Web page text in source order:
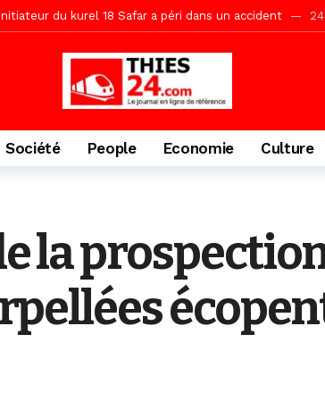
eau, au coeur des priorités 24 heures ago
Thiès, mesures annoncées pour une réussite
ses premiers malades lundi 10 Août
ne peut se réduire au seul libéralisme (Lamine
du Khalif Général 2 jours ago
l’équivalent de 600 minibus
Société People Economie Culture
la